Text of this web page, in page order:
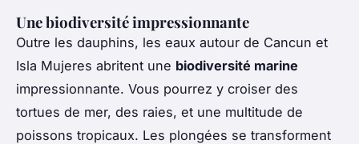
Une biodiversité impressionnante
Outre les dauphins, les eaux autour de Cancun et
Isla Mujeres abritent une biodiversité marine
impressionnante. Vous pourrez y croiser des
tortues de mer, des raies, et une multitude de
poissons tropicaux. Les plongées se transforment